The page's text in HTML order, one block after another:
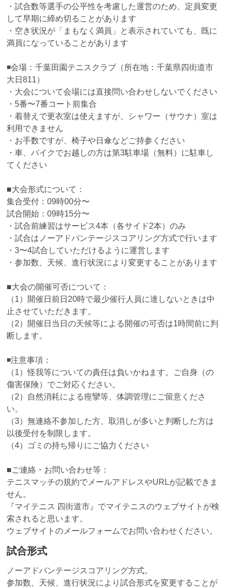
・試合数等選手の公平性を考慮した運営のため、定員変更
して早期に締め切ることがあります
・空き状況が「まもなく満員」と表示されていても、既に
満員になっていることがあります
◾️会場：千葉田園テニスクラブ（所在地：千葉県四街道市
大日811）
・大会について会場には直接問い合わせしないでください
・5番〜7番コート前集合
・着替えで更衣室は使えますが、シャワー（サウナ）室は
利用できません
・お手数ですが、椅子や日傘などご持参ください
・車、バイクでお越しの方は第3駐車場（無料）に駐車し
てください
■大会形式について：
集合受付：09時00分〜
試合開始：09時15分〜
・試合前練習はサービス4本（各サイド2本）のみ
・試合はノーアドバンテージスコアリング方式で行います
・3〜4試合していただけるように運営します
・参加数、天候、進行状況により変更することがあります
■大会の開催可否について：
（1）開催日前日20時で最少催行人員に達しないときは中
止させていただきます。
（2）開催日当日の天候等による開催の可否は1時間前に判
断します。
◾️注意事項：
（1）怪我等についての責任は負いかねます。ご自身（の
傷害保険）でご対応ください。
（2）自然消耗による痙攣等、体調管理にご留意くださ
い。
（3）無連絡不参加した方、取消しが多いと判断した方は
以後受付を制限します。
（4）ゴミの持ち帰りにご協力ください
■ご連絡・お問い合わせ等：
テニスマッチの規約でメールアドレスやURLが記載できま
せん。
『マイテニス 四街道市』でマイテニスのウェブサイトが検
索されると思います。
ウェブサイトのメールフォームでお問い合わせください。
試合形式
ノーアドバンテージスコアリング方式。
参加数、天候、進行状況により試合形式を変更することが